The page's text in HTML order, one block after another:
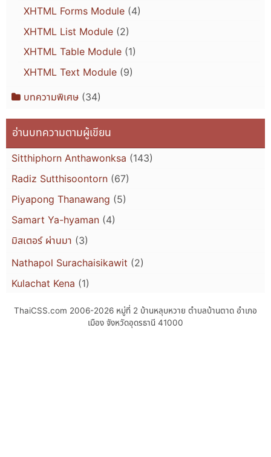
XHTML Forms Module(4)
XHTML List Module(2)
XHTML Table Module(1)
XHTML Text Module(9)
บทความพิเศษ(34)
อ่านบทความตามผู้เขียน
Sitthiphorn Anthawonksa (143)
Radiz Sutthisoontorn (67)
Piyapong Thanawang (5)
Samart Ya-hyaman (4)
มิสเตอร์ ผ่านมา (3)
Nathapol Surachaisikawit (2)
Kulachat Kena (1)
ThaiCSS.com 2006-2026 หมู่ที่ 2 บ้านหลุบหวาย ตำบลบ้านตาด อำเภอ
เมือง จังหวัดอุดรธานี 41000